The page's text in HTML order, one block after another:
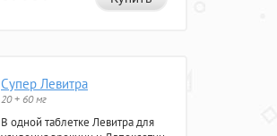
Супер Левитра
20 + 60 мг
В одной таблетке Левитра для